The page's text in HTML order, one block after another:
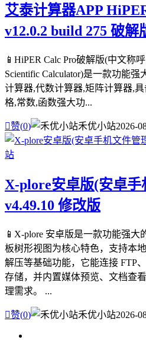
艾泰计算器APP
v12.0.2 build 275 破解
📱HiPER Calc Pro破解版(中文称
Scientific Calculator)是一款功能
计算器,代数计算器,矩阵计算器,
格,常数,函数强大功...
赞(0) 禾优小站2026-
X-plore安卓版(安卓手
v4.49.10 修改版
📱X-plore 安卓版是一款功能强
板树形视图为核心特色，支持本
解压等基础功能，它能连接 FTP
存储，并内置媒体预览、文档查
理需求。 ...
赞(0) 禾优小站2026-